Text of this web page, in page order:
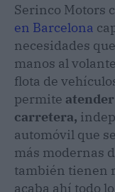
Serinco Motors
en Barcelona
necesidades
manos al
flota de
permite
carretera,
automóvil que
más modernas
también tienen
acaba ahí todo